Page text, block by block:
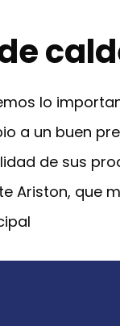
lo
a un buen
de sus
Ariston, que